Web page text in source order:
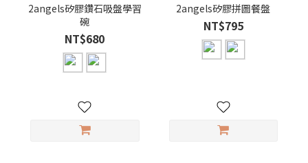
2angels矽膠鑽石吸盤學習
碗
NT$680
2angels矽膠拼圖餐盤
NT$795